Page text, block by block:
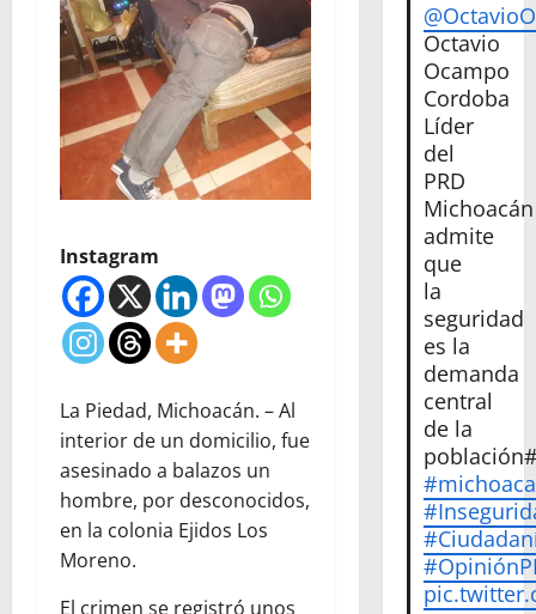
Instagram
La Piedad, Michoacán. – Al
interior de un domicilio, fue
asesinado a balazos un
hombre, por desconocidos,
en la colonia Ejidos Los
Moreno.
El crimen se registró unos
Octavio
Ocampo
Cordoba
Líder
del
PRD
Michoacán
admite
que
la
seguridad
es la
demanda
central
de la